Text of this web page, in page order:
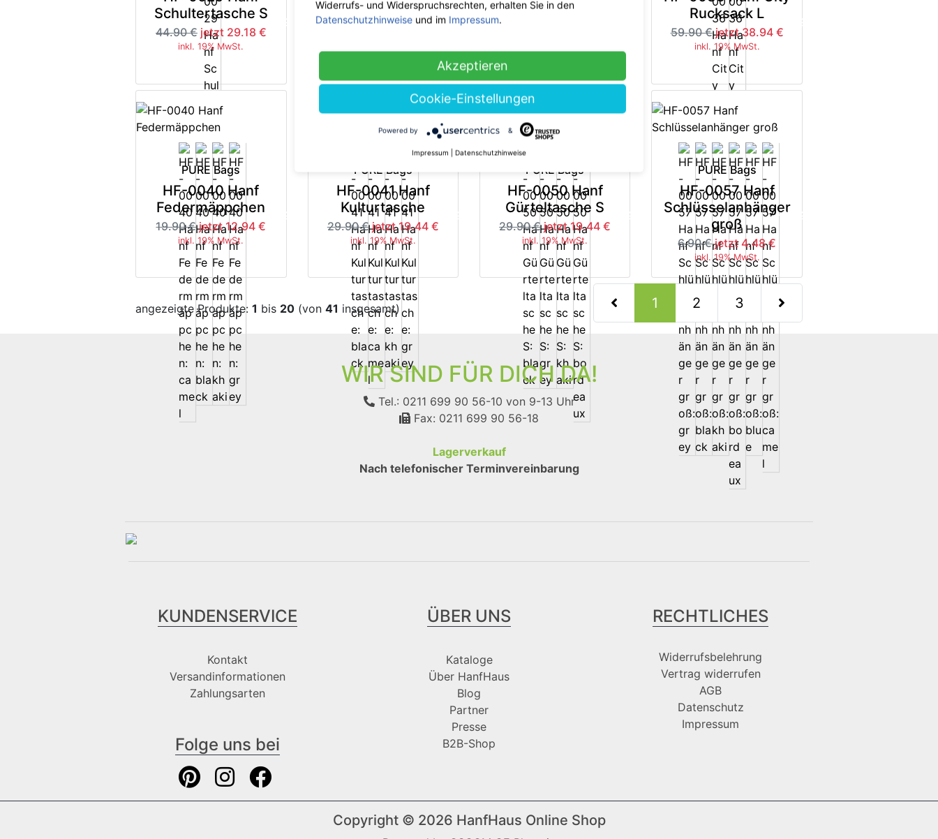
Schultertasche S
44.90 € jetzt 29.18 €
inkl. 19% MwSt.
-35%
Kosmetiktasche
10.90 € jetzt 7.09 €
-35%
Schultertasche M
Rucksack L
59.90 € jetzt 38.94 €
inkl. 19% MwSt.
-35%
PURE Bags
HF-0040 Hanf
Federmäppchen
19.90 € jetzt 12.94 €
inkl. 19% MwSt.
-35%
PURE Bags
HF-0041 Hanf
Kulturtasche
29.90 € jetzt 19.44 €
inkl. 19% MwSt.
-35%
PURE Bags
HF-0050 Hanf
Gürteltasche S
29.90 € jetzt 19.44 €
inkl. 19% MwSt.
-35%
PURE Bags
HF-0057 Hanf
Schlüsselanhänger
groß
6.90 € jetzt 4.48 €
inkl. 19% MwSt.
-35%
angezeigte Produkte:1 bis 20 (von41 insgesamt) 1 (current)
2 3
nächste Seite
WIR SIND FÜR DICH DA!
Tel.: 0211 699 90 56-10 von 9-13 Uhr
Fax: 0211 699 90 56-18
Lagerverkauf
Nach telefonischer Terminvereinbarung
KUNDENSERVICE
Kontakt
Versandinformationen
Zahlungsarten
Folge uns bei
ÜBER UNS
Kataloge
Über HanfHaus
Blog
Partner
Presse
B2B-Shop
RECHTLICHES
Widerrufsbelehrung
Vertrag widerrufen
AGB
Datenschutz
Impressum
Copyright © 2026 HanfHaus Online Shop
Widerrufs- und Widerspruchsrechten, erhalten Sie in den
Datenschutzhinweise und im Impressum.
Akzeptieren
Cookie-Einstellungen
Powered by &
Impressum Datenschutzhinweise